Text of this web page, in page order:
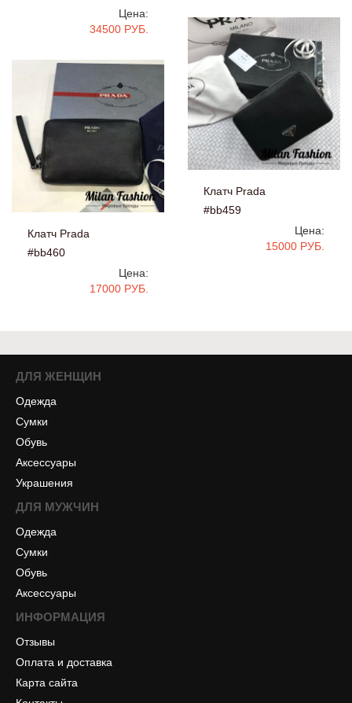
Цена:
34500 РУБ.
Клатч Prada
#bb459
Цена:
15000 РУБ.
Клатч Prada
#bb460
Цена:
17000 РУБ.
ДЛЯ ЖЕНЩИН
Одежда
Сумки
Обувь
Аксессуары
Украшения
ДЛЯ МУЖЧИН
Одежда
Сумки
Обувь
Аксессуары
ИНФОРМАЦИЯ
Отзывы
Оплата и доставка
Карта сайта